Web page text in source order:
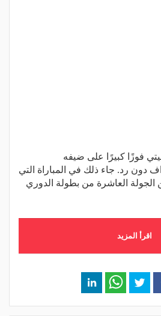
فوزًا كبيرًا على ضيفه
دون رد. جاء ذلك في المباراة التي
العاشرة من بطولة الدوري
اقرأ المزيد